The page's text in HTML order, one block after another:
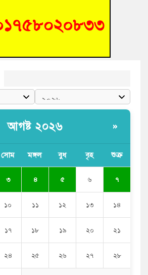
কুবিতে ১১ শিক্ষককে ঘিরে ফ্যাক্ট-
আগষ্ট ২০২৬ »
সোম মঙ্গল বুধ বৃহ শুক্র
৩ ৪ ৫ ৬ ৭
১০ ১১ ১২ ১৩ ১৪
১৭ ১৮ ১৯ ২০ ২১
২৪ ২৫ ২৬ ২৭ ২৮